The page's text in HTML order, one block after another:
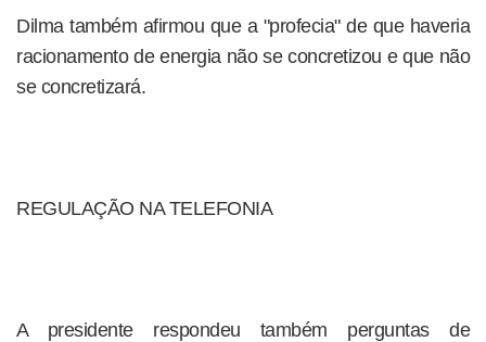
Dilma também afirmou que a "profecia" de que haveria
racionamento de energia não se concretizou e que não
se concretizará.
REGULAÇÃO NA TELEFONIA
A presidente respondeu também perguntas de